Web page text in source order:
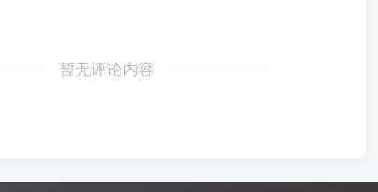
暂无评论内容